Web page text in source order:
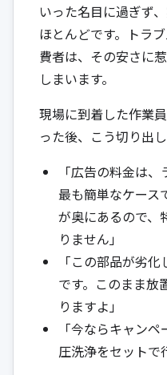
いった名目に過ぎず
ほとんどです。トラ
費者は、その安さに
しまいます。
現場に到着した作業
った後、こう切り出し
「広告の料金は
最も簡単なケース
が奥にあるので、
りません」
「この部品が劣
です。このまま放
りますよ」
「今ならキャン
圧洗浄をセットで